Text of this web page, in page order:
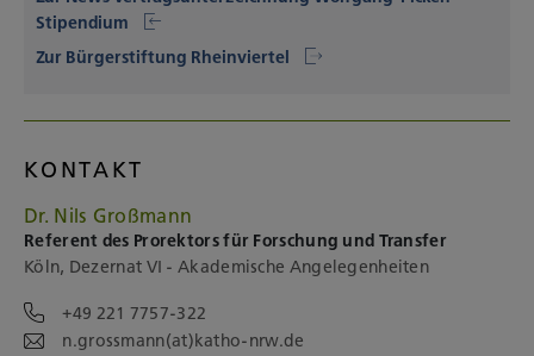
Stipendium
Zur Bürgerstiftung Rheinviertel
KONTAKT
Dr. Nils Großmann
Referent des Prorektors für Forschung und Transfer
Köln, Dezernat VI - Akademische Angelegenheiten
+49 221 7757-322
n.grossmann(at)katho-nrw.de